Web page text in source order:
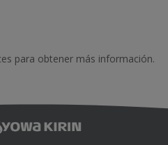
para obtener más información.